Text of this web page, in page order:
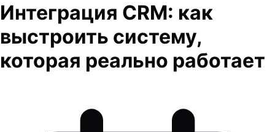
Интеграция CRM: как
выстроить систему,
которая реально работает